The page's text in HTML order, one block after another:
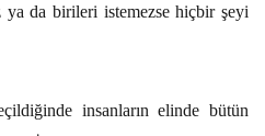
da birileri istemezse hiçbir şeyi
insanların elinde bütün